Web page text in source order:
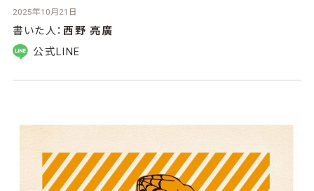
2025年10月21日
書いた人： 西野 亮廣
公式LINE